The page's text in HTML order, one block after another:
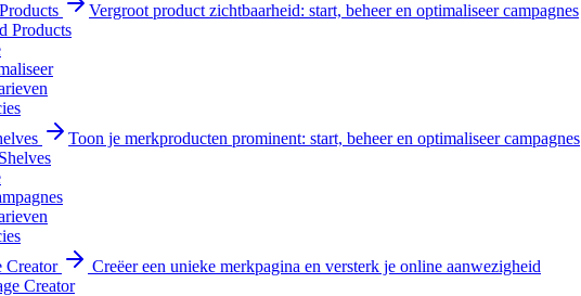
Vergroot product zichtbaarheid: start, beheer en optimaliseer campagnes
Products
Toon je merkproducten prominent: start, beheer en optimaliseer campagnes
Creator
Creëer een unieke merkpagina en versterk je online aanwezigheid
Creator